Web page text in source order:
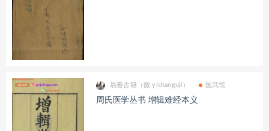
易善古籍（微:yishanguji） 医武馆
周氏医学丛书 增辑难经本义